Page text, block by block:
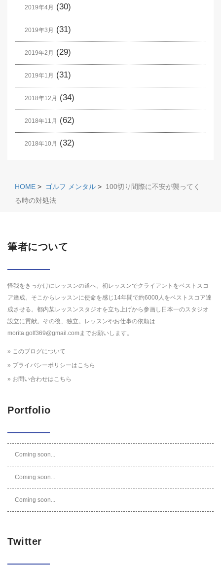
2019年4月 (30)
2019年3月 (31)
2019年2月 (29)
2019年1月 (31)
2018年12月 (34)
2018年11月 (62)
2018年10月 (32)
HOME > ゴルフ メンタル > 100切り間際に不安が襲ってく
る時の対処法
筆者について
怪我をきっかけにレッスンの道へ。初レッスンでクライアントをベストスコ
ア達成。そこからレッスンに使命を感じ14年間で約6000人をベストスコア達
成させる。都内某レッスンスタジオを立ち上げから参画し日本一のスタジオ
設立に貢献。その後、独立。レッスンやお仕事の依頼は
morita.golf369@gmail.comまでお願いします。
» このブログについて
» プライバシーポリシーはこちら
» お問い合わせはこちら
Portfolio
Coming soon...
Coming soon...
Coming soon...
Twitter